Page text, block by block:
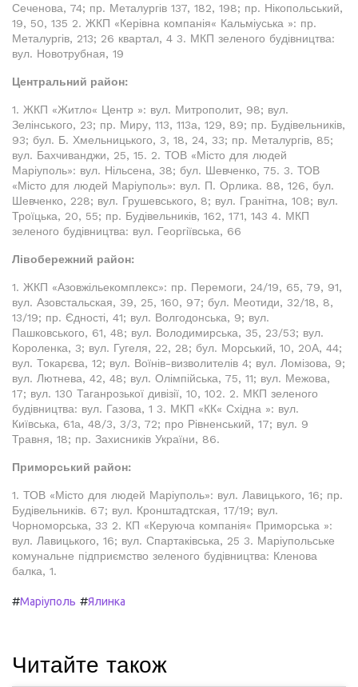
Сеченова, 74; пр. Металургів 137, 182, 198; пр. Нікопольський,
19, 50, 135 2. ЖКП «Керівна компанія« Кальміуська »: пр.
Металургів, 213; 26 квартал, 4 3. МКП зеленого будівництва:
вул. Новотрубная, 19
Центральний район:
1. ЖКП «Житло« Центр »: вул. Митрополит, 98; вул.
Зелінського, 23; пр. Миру, 113, 113а, 129, 89; пр. Будівельників,
93; бул. Б. Хмельницького, 3, 18, 24, 33; пр. Металургів, 85;
вул. Бахчиванджи, 25, 15. 2. ТОВ «Місто для людей
Маріуполь»: вул. Нільсена, 38; бул. Шевченко, 75. 3. ТОВ
«Місто для людей Маріуполь»: вул. П. Орлика. 88, 126, бул.
Шевченко, 228; вул. Грушевського, 8; вул. Гранітна, 108; вул.
Троїцька, 20, 55; пр. Будівельників, 162, 171, 143 4. МКП
зеленого будівництва: вул. Георгіївська, 66
Лівобережний район:
1. ЖКП «Азовжільекомплекс»: пр. Перемоги, 24/19, 65, 79, 91,
вул. Азовстальская, 39, 25, 160, 97; бул. Меотиди, 32/18, 8,
13/19; пр. Єдності, 41; вул. Волгодонська, 9; вул.
Пашковського, 61, 48; вул. Володимирська, 35, 23/53; вул.
Короленка, 3; вул. Гугеля, 22, 28; бул. Морський, 10, 20А, 44;
вул. Токарєва, 12; вул. Воїнів-визволителів 4; вул. Ломізова, 9;
вул. Лютнева, 42, 48; вул. Олімпійська, 75, 11; вул. Межова,
17; вул. 130 Таганрозької дивізії, 10, 102. 2. МКП зеленого
будівництва: вул. Газова, 1 3. МКП «КК« Східна »: вул.
Київська, 61а, 48/3, 3/3, 72; про Рівненський, 17; вул. 9
Травня, 18; пр. Захисників України, 86.
Приморський район:
1. ТОВ «Місто для людей Маріуполь»: вул. Лавицького, 16; пр.
Будівельників. 67; вул. Кронштадтская, 17/19; вул.
Чорноморська, 33 2. КП «Керуюча компанія« Приморська »:
вул. Лавицького, 16; вул. Спартаківська, 25 3. Маріупольське
комунальне підприємство зеленого будівництва: Кленова
балка, 1.
#Маріуполь #Ялинка
Читайте також